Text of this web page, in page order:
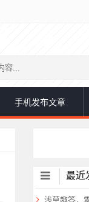
手机发布文章
最近